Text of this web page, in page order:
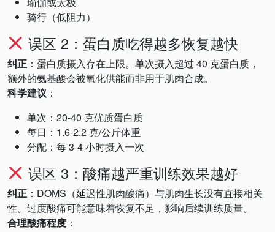
骑行（低阻力）
误区 2：蛋白质吃得越多恢复越快
纠正 ：蛋白质摄入存在上限。单次摄入超过 40 克蛋白质，
额外的氨基酸会被氧化供能而非用于肌肉合成。
科学建议 ：
单次：20-40 克优质蛋白质
每日：1.6-2.2 克/公斤体重
分配：每 3-4 小时摄入一次
误区 3：酸痛越严重训练效果越好
纠正 ：DOMS（延迟性肌肉酸痛）与肌肉生长没有直接相关
性。过度酸痛可能意味着恢复不足，影响后续训练质量。
合理酸痛程度 ：